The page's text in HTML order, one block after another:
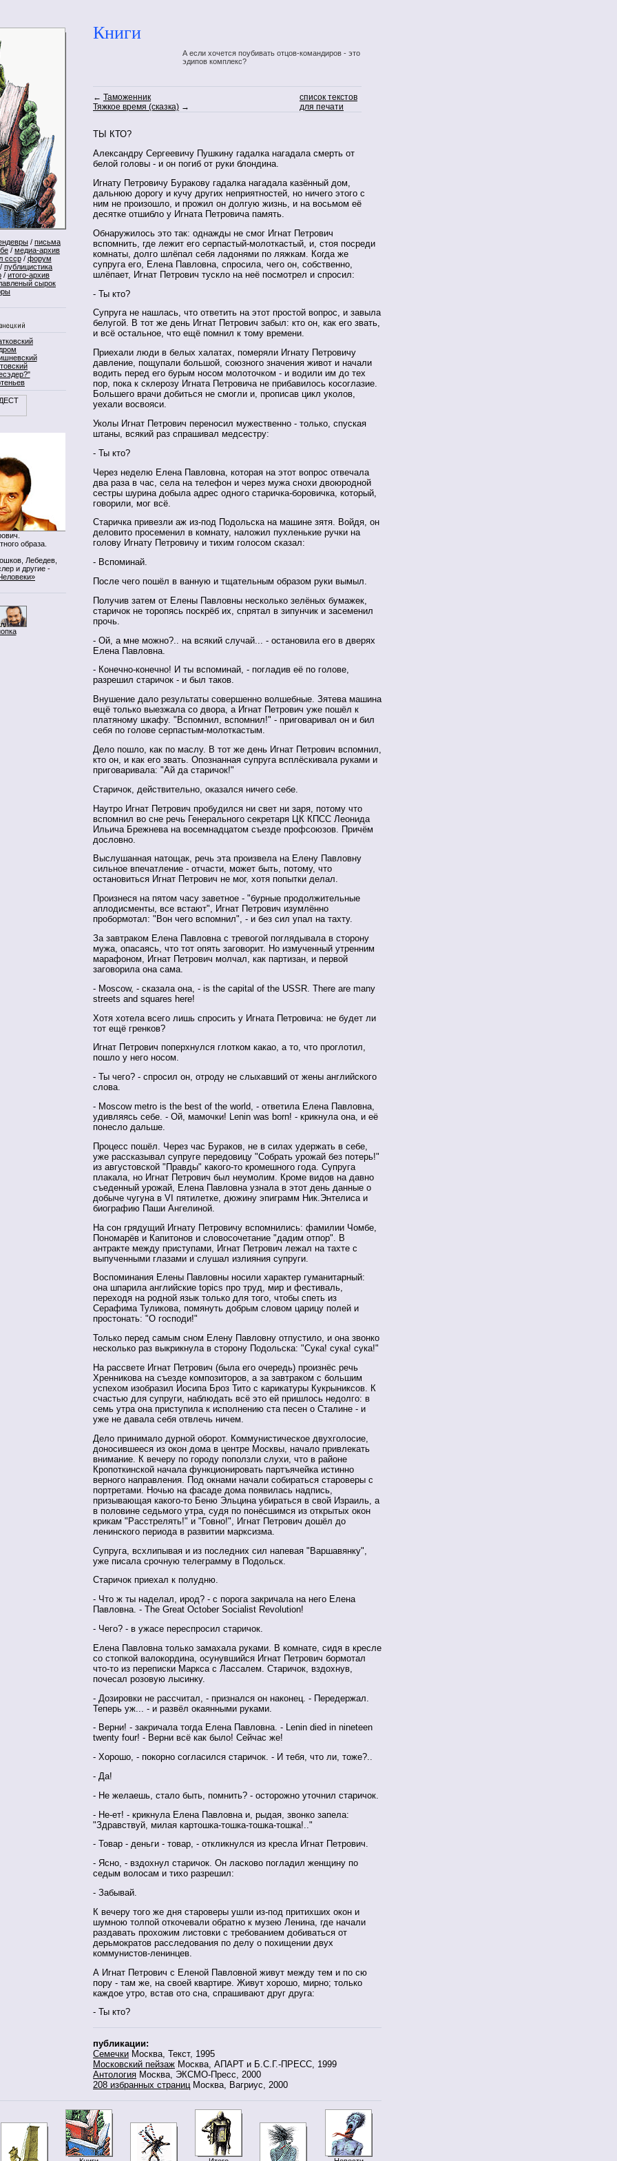
/ письма
/ медиа-архив
ссср/ форум
/ публицистика
/ итого-архив
сырок
образа.
Лебедев,
и другие -
Книги
А если хочется поубивать отцов-командиров - это
эдипов комплекс?
← Таможенник
Тяжкое время (сказка) →
список текстов
для печати
ТЫ КТО?
Александру Сергеевичу Пушкину гадалка нагадала смерть от
белой головы - и он погиб от руки блондина.
Игнату Петровичу Буракову гадалка нагадала казённый дом,
дальнюю дорогу и кучу других неприятностей, но ничего этого с
ним не произошло, и прожил он долгую жизнь, и на восьмом её
десятке отшибло у Игната Петровича память.
Обнаружилось это так: однажды не смог Игнат Петрович
вспомнить, где лежит его серпастый-молоткастый, и, стоя посреди
комнаты, долго шлёпал себя ладонями по ляжкам. Когда же
супруга его, Елена Павловна, спросила, чего он, собственно,
шлёпает, Игнат Петрович тускло на неё посмотрел и спросил:
- Ты кто?
Супруга не нашлась, что ответить на этот простой вопрос, и завыла
белугой. В тот же день Игнат Петрович забыл: кто он, как его звать,
и всё остальное, что ещё помнил к тому времени.
Приехали люди в белых халатах, померяли Игнату Петровичу
давление, пощупали большой, союзного значения живот и начали
водить перед его бурым носом молоточком - и водили им до тех
пор, пока к склерозу Игната Петровича не прибавилось косоглазие.
Большего врачи добиться не смогли и, прописав цикл уколов,
уехали восвояси.
Уколы Игнат Петрович переносил мужественно - только, спуская
штаны, всякий раз спрашивал медсестру:
- Ты кто?
Через неделю Елена Павловна, которая на этот вопрос отвечала
два раза в час, села на телефон и через мужа снохи двоюродной
сестры шурина добыла адрес одного старичка-боровичка, который,
говорили, мог всё.
Старичка привезли аж из-под Подольска на машине зятя. Войдя, он
деловито просеменил в комнату, наложил пухленькие ручки на
голову Игнату Петровичу и тихим голосом сказал:
- Вспоминай.
После чего пошёл в ванную и тщательным образом руки вымыл.
Получив затем от Елены Павловны несколько зелёных бумажек,
старичок не торопясь поскрёб их, спрятал в зипунчик и засеменил
прочь.
- Ой, а мне можно?.. на всякий случай... - остановила его в дверях
Елена Павловна.
- Конечно-конечно! И ты вспоминай, - погладив её по голове,
разрешил старичок - и был таков.
Внушение дало результаты совершенно волшебные. Зятева машина
ещё только выезжала со двора, а Игнат Петрович уже пошёл к
платяному шкафу. "Вспомнил, вспомнил!" - приговаривал он и бил
себя по голове серпастым-молоткастым.
Дело пошло, как по маслу. В тот же день Игнат Петрович вспомнил,
кто он, и как его звать. Опознанная супруга всплёскивала руками и
приговаривала: "Ай да старичок!"
Старичок, действительно, оказался ничего себе.
Наутро Игнат Петрович пробудился ни свет ни заря, потому что
вспомнил во сне речь Генерального секретаря ЦК КПСС Леонида
Ильича Брежнева на восемнадцатом съезде профсоюзов. Причём
дословно.
Выслушанная натощак, речь эта произвела на Елену Павловну
сильное впечатление - отчасти, может быть, потому, что
остановиться Игнат Петрович не мог, хотя попытки делал.
Произнеся на пятом часу заветное - "бурные продолжительные
аплодисменты, все встают", Игнат Петрович изумлённо
пробормотал: "Вон чего вспомнил", - и без сил упал на тахту.
За завтраком Елена Павловна с тревогой поглядывала в сторону
мужа, опасаясь, что тот опять заговорит. Но измученный утренним
марафоном, Игнат Петрович молчал, как партизан, и первой
заговорила она сама.
- Moscow, - сказала она, - is the capital of the USSR. There are many
streets and squares here!
Хотя хотела всего лишь спросить у Игната Петровича: не будет ли
тот ещё гренков?
Игнат Петрович поперхнулся глотком какао, а то, что проглотил,
пошло у него носом.
- Ты чего? - спросил он, отроду не слыхавший от жены английского
слова.
- Moscow metro is the best of the world, - ответила Елена Павловна,
удивляясь себе. - Ой, мамочки! Lenin was born! - крикнула она, и её
понесло дальше.
Процесс пошёл. Через час Бураков, не в силах удержать в себе,
уже рассказывал супруге передовицу "Собрать урожай без потерь!"
из августовской "Правды" какого-то кромешного года. Супруга
плакала, но Игнат Петрович был неумолим. Кроме видов на давно
съеденный урожай, Елена Павловна узнала в этот день данные о
добыче чугуна в VI пятилетке, дюжину эпиграмм Ник.Энтелиса и
биографию Паши Ангелиной.
На сон грядущий Игнату Петровичу вспомнились: фамилии Чомбе,
Пономарёв и Капитонов и словосочетание "дадим отпор". В
антракте между приступами, Игнат Петрович лежал на тахте с
выпученными глазами и слушал излияния супруги.
Воспоминания Елены Павловны носили характер гуманитарный:
она шпарила английские topics про труд, мир и фестиваль,
переходя на родной язык только для того, чтобы спеть из
Серафима Туликова, помянуть добрым словом царицу полей и
простонать: "О господи!"
Только перед самым сном Елену Павловну отпустило, и она звонко
несколько раз выкрикнула в сторону Подольска: "Сука! сука! сука!"
На рассвете Игнат Петрович (была его очередь) произнёс речь
Хренникова на съезде композиторов, а за завтраком с большим
успехом изобразил Иосипа Броз Тито с карикатуры Кукрыниксов. К
счастью для супруги, наблюдать всё это ей пришлось недолго: в
семь утра она приступила к исполнению ста песен о Сталине - и
уже не давала себя отвлечь ничем.
Дело принимало дурной оборот. Коммунистическое двухголосие,
доносившееся из окон дома в центре Москвы, начало привлекать
внимание. К вечеру по городу поползли слухи, что в районе
Кропоткинской начала функционировать партъячейка истинно
верного направления. Под окнами начали собираться староверы с
портретами. Ночью на фасаде дома появилась надпись,
призывающая какого-то Беню Эльцина убираться в свой Израиль, а
в половине седьмого утра, судя по понёсшимся из открытых окон
крикам "Расстрелять!" и "Говно!", Игнат Петрович дошёл до
ленинского периода в развитии марксизма.
Супруга, всхлипывая и из последних сил напевая "Варшавянку",
уже писала срочную телеграмму в Подольск.
Старичок приехал к полудню.
- Что ж ты наделал, ирод? - с порога закричала на него Елена
Павловна. - The Great October Socialist Revolution!
- Чего? - в ужасе переспросил старичок.
Елена Павловна только замахала руками. В комнате, сидя в кресле
со стопкой валокордина, осунувшийся Игнат Петрович бормотал
что-то из переписки Маркса с Лассалем. Старичок, вздохнув,
почесал розовую лысинку.
- Дозировки не рассчитал, - признался он наконец. - Передержал.
Теперь уж... - и развёл окаянными руками.
- Верни! - закричала тогда Елена Павловна. - Lenin died in nineteen
twenty four! - Верни всё как было! Сейчас же!
- Хорошо, - покорно согласился старичок. - И тебя, что ли, тоже?..
- Да!
- Не желаешь, стало быть, помнить? - осторожно уточнил старичок.
- Не-ет! - крикнула Елена Павловна и, рыдая, звонко запела:
"Здравствуй, милая картошка-тошка-тошка-тошка!.."
- Товар - деньги - товар, - откликнулся из кресла Игнат Петрович.
- Ясно, - вздохнул старичок. Он ласково погладил женщину по
седым волосам и тихо разрешил:
- Забывай.
К вечеру того же дня староверы ушли из-под притихших окон и
шумною толпой откочевали обратно к музею Ленина, где начали
раздавать прохожим листовки с требованием добиваться от
дерьмократов расследования по делу о похищении двух
коммунистов-ленинцев.
А Игнат Петрович с Еленой Павловной живут между тем и по сю
пору - там же, на своей квартире. Живут хорошо, мирно; только
каждое утро, встав ото сна, спрашивают друг друга:
- Ты кто?
публикации:
Семечки Москва, Текст, 1995
Московский пейзаж Москва, АПАРТ и Б.С.Г.-ПРЕСС, 1999
Антология Москва, ЭКСМО-Пресс, 2000
208 избранных страницМосква, Вагриус, 2000